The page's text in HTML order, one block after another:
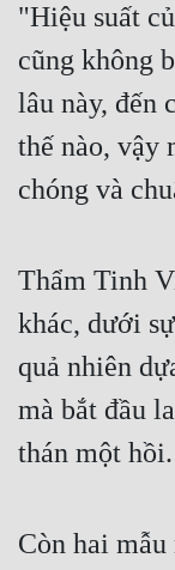
Truyện Dịch
Truyện ngắn
Xa Lộ Dịch
Cung Đấu
Cạnh Kỹ
Cổ Tiên Hiệp
Cổ Đại
Du Hí
Dị Giới
"Hiệu suất
cũng không
lâu này, đến
thế nào, vậy
chóng và
Thẩm Tinh
khác, dưới
quả nhiên
mà bắt đầu
thán một hồi.
Còn hai mẫu